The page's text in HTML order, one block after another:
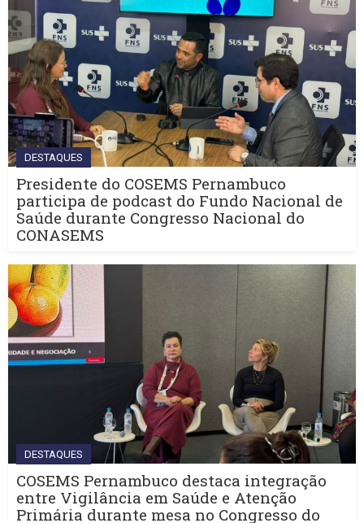
DESTAQUES
Presidente do COSEMS Pernambuco
participa de podcast do Fundo Nacional de
Saúde durante Congresso Nacional do
CONASEMS
DESTAQUES
COSEMS Pernambuco destaca integração
entre Vigilância em Saúde e Atenção
Primária durante mesa no Congresso do